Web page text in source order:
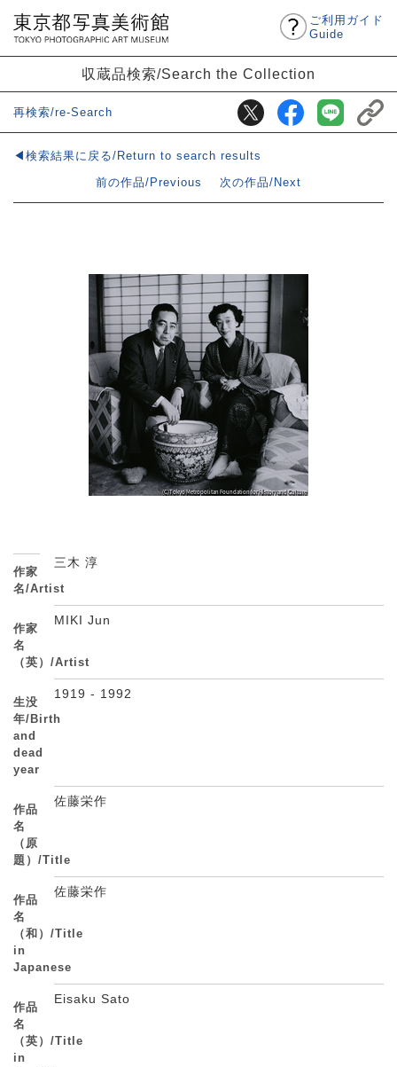
ご利用ガイド
Guide
収蔵品検索/Search the Collection
再検索/re-Search
◀検索結果に戻る/Return to search results
前の作品/Previous
次の作品/Next
作家
名/Artist
三木 淳
作家
名
（英）/Artist
MIKI Jun
生没
年/Birth
and
dead
year
1919 - 1992
作品
名
（原
題）/Title
佐藤栄作
作品
名
（和）/Title
in
Japanese
佐藤栄作
作品
名
（英）/Title
in
Eisaku Sato